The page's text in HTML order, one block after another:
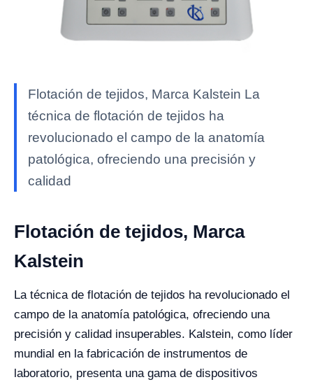
Flotación de tejidos, Marca Kalstein La
técnica de flotación de tejidos ha
revolucionado el campo de la anatomía
patológica, ofreciendo una precisión y
calidad
Flotación de tejidos, Marca
Kalstein
La técnica de flotación de tejidos ha revolucionado el
campo de la anatomía patológica, ofreciendo una
precisión y calidad insuperables. Kalstein, como líder
mundial en la fabricación de instrumentos de
laboratorio, presenta una gama de dispositivos